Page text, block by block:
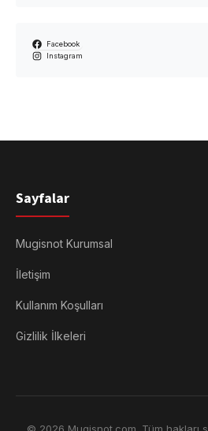
Facebook
Instagram
Sayfalar
Mugisnot Kurumsal
İletişim
Kullanım Koşulları
Gizlilik İlkeleri